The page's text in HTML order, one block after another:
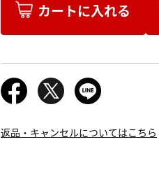
カートに入れる
返品・キャンセルについてはこちら